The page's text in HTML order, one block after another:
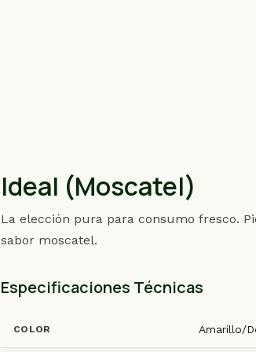
Ideal (Moscatel)
La elección pura para consumo fresco.
sabor moscatel.
Especificaciones Técnicas
COLOR Amarillo/